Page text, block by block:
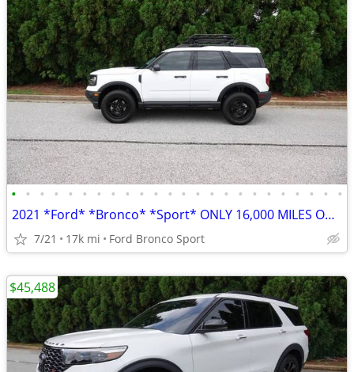
• • • • • • • • • • • • • • • • • • • • • • • •
2021 *Ford* *Bronco* *Sport* ONLY 16,000 MILES OVER $6,000 IN UPGRADES
7/21 17k mi Ford Bronco Sport
$45,488